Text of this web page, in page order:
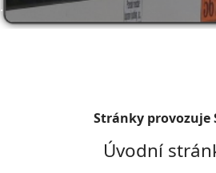
.
Stránky provozuje
Úvodní